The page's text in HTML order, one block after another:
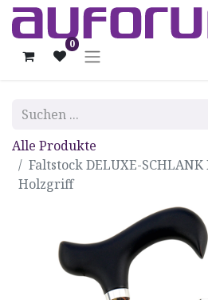
0
Alle Produkte
Faltstock DELUXE-
Holzgriff